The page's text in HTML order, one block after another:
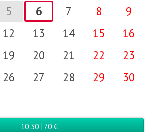
5 6 7 8
9
12 13 14 15
16
19 20 21 22
23
26 27 28 29
30
10:30 70 €